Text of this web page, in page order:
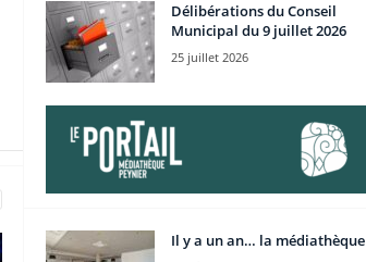
Délibérations du Conseil
Municipal du 9 juillet 2026
25 juillet 2026
Il y a un an… la médiathèque